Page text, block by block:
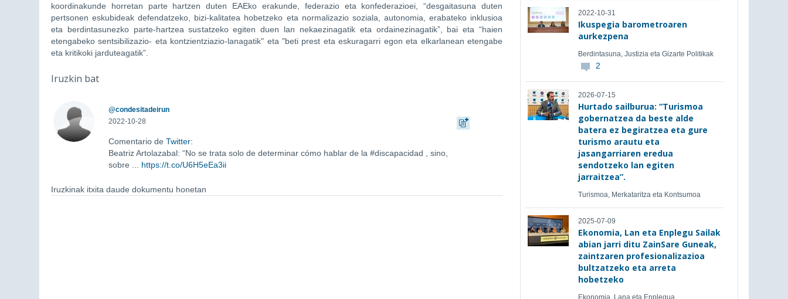
koordinakunde horretan parte hartzen duten EAEko erakunde, federazio eta konfederazioei, “desgaitasuna duten
pertsonen eskubideak defendatzeko, bizi-kalitatea hobetzeko eta normalizazio soziala, autonomia, erabateko inklusioa
eta berdintasunezko parte-hartzea sustatzeko egiten duen lan nekaezinagatik eta ordainezinagatik”, bai eta “haien
etengabeko sentsibilizazio- eta kontzientziazio-lanagatik" eta "beti prest eta eskuragarri egon eta elkarlanean etengabe
eta kritikoki jarduteagatik”.
Iruzkin bat
@condesitadeirun
2022-10-28
Comentario deTwitter:
Beatriz Artolazabal: “No se trata solo de determinar cómo hablar de la #discapacidad , sino,
sobre ... https://t.co/U6H5eEa3ii
Iruzkinak itxita daude dokumentu honetan
2022-10-31
Ikuspegia barometroaren
aurkezpena
Berdintasuna, Justizia eta Gizarte Politikak
2
2026-07-15
Hurtado sailburua: “Turismoa
gobernatzea da beste alde
batera ez begiratzea eta gure
turismo arautu eta
jasangarriaren eredua
sendotzeko lan egiten
jarraitzea”.
Turismoa, Merkataritza eta Kontsumoa
2025-07-09
Ekonomia, Lan eta Enplegu Sailak
abian jarri ditu ZainSare Guneak,
zaintzaren profesionalizazioa
bultzatzeko eta arreta
hobetzeko
Ekonomia, Lana eta Enplegua